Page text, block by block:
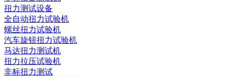
扭力测试设备
全自动扭力试验机
螺丝扭力试验机
汽车旋钮扭力试验机
马达扭力测试机
扭力拉压试验机
非标扭力测试